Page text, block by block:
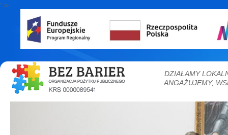
" />
DZIAŁAMY
ANGAŻUJEMY,